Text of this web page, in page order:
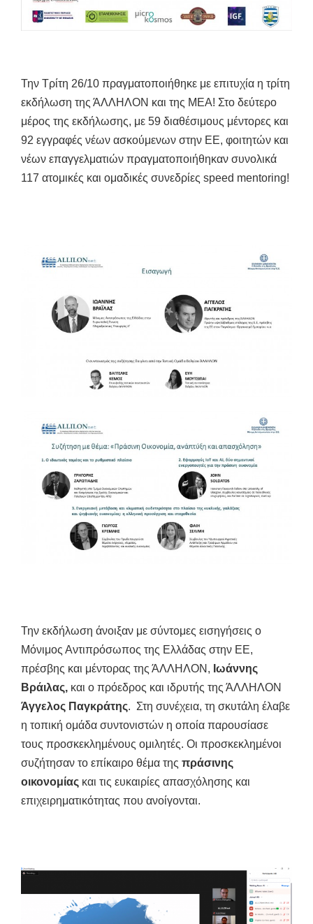
Την Τρίτη 26/10 πραγματοποιήθηκε με επιτυχία η τρίτη
εκδήλωση της ΆΛΛΗΛΟΝ και της ΜΕΑ! Στο δεύτερο
μέρος της εκδήλωσης, με 59 διαθέσιμους μέντορες και
92 εγγραφές νέων ασκούμενων στην ΕΕ, φοιτητών και
νέων επαγγελματιών πραγματοποιήθηκαν συνολικά
117 ατομικές και ομαδικές συνεδρίες speed mentoring!
Την εκδήλωση άνοιξαν με σύντομες εισηγήσεις ο
Μόνιμος Αντιπρόσωπος της Ελλάδας στην ΕE,
πρέσβης και μέντορας της ΆΛΛΗΛΟΝ, Ιωάννης
Βράιλας, και ο πρόεδρος και ιδρυτής της ΆΛΛΗΛΟΝ
Άγγελος Παγκράτης. Στη συνέχεια, τη σκυτάλη έλαβε
η τοπική ομάδα συντονιστών η οποία παρουσίασε
τους προσκεκλημένους ομιλητές. Οι προσκεκλημένοι
συζήτησαν το επίκαιρο θέμα της πράσινης
οικονομίας και τις ευκαιρίες απασχόλησης και
επιχειρηματικότητας που ανοίγονται.